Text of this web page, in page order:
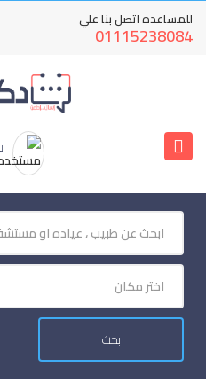
للمساعده اتصل بنا علي
01115238084